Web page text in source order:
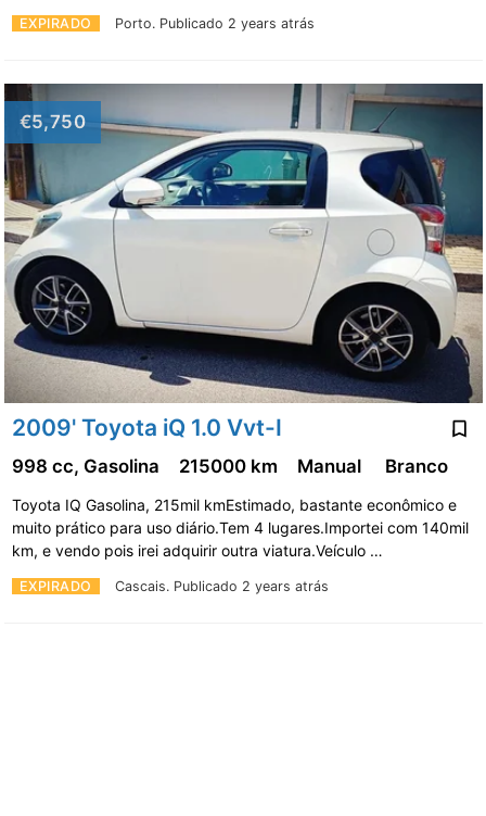
EXPIRADO Porto. Publicado 2 years atrás
€5,750
2009' Toyota iQ 1.0 Vvt-I
EXPIRADO Cascais. Publicado 2 years atrás
998 cc, Gasolina 215000 km Manual Branco
Toyota IQ Gasolina, 215mil kmEstimado, bastante econômico e
muito prático para uso diário.Tem 4 lugares.Importei com 140mil
km, e vendo pois irei adquirir outra viatura.Veículo …